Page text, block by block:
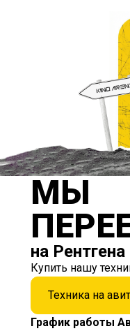
МЫ
на Рентгена
Купить нашу
Техника на
График работы